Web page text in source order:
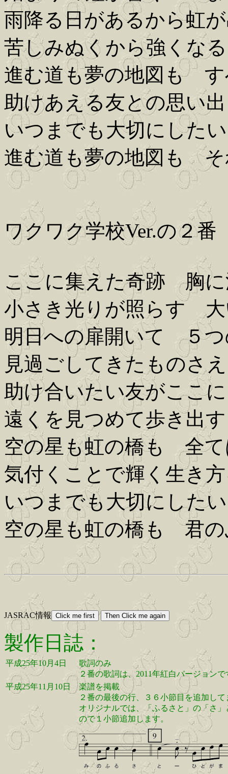
雨降る日があるから虹
苦しみぬくから強くなる
進む道も夢の地図も す
助けあえる友との思い
いつまでも大切にしたい
進む道も夢の地図も
ワクワク学校Ver.の２番
ここに集えた奇跡 胸に
小さき光りが照らす 大
明日への扉開いて ５つ
見過ごしてきたもの
助け合いたい友がここ
遠くを見つめて歩き出す
空の星も虹の橋も 全て
気付くことで輝く生き
いつまでも大切にしたい
空の星も虹の橋も 君
JASRAC情報
製作日誌：
平成25年10月4日
歌詞のみ
２番の歌詞は、2011年紅白バージョンで
平成25年11月10日
楽譜を掲載
２番の最後の行、３６小節目を追加して
オリジナルでは、「ふるさと」の「さ
ので１小節追加します。